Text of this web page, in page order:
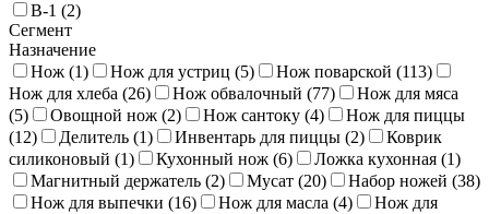
В-1 (2)
Сегмент
Назначение
Нож (1) Нож для устриц (5) Нож поварской (113)
Нож для хлеба (26) Нож обвалочный (77)
Нож для мяса
(5) Овощной нож (2) Нож сантоку (4)
Нож для пиццы
(12) Делитель (1) Инвентарь для пиццы (2)
Коврик
силиконовый (1) Кухонный нож (6) Ложка кухонная (1)
Магнитный держатель (2) Мусат (20) Набор ножей (38)
Нож для выпечки (16) Нож для масла (4)
Нож для